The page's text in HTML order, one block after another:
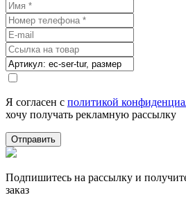
Я согласен с политикой
хочу получать рекламную рассылку
Отправить
Подпишитесь на рассылку и
заказ